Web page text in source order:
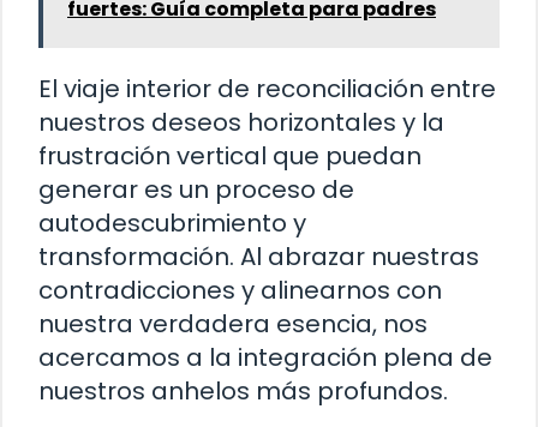
fuertes: Guía completa para padres
El viaje interior de reconciliación entre
nuestros deseos horizontales y la
frustración vertical que puedan
generar es un proceso de
autodescubrimiento y
transformación. Al abrazar nuestras
contradicciones y alinearnos con
nuestra verdadera esencia, nos
acercamos a la integración plena de
nuestros anhelos más profundos.